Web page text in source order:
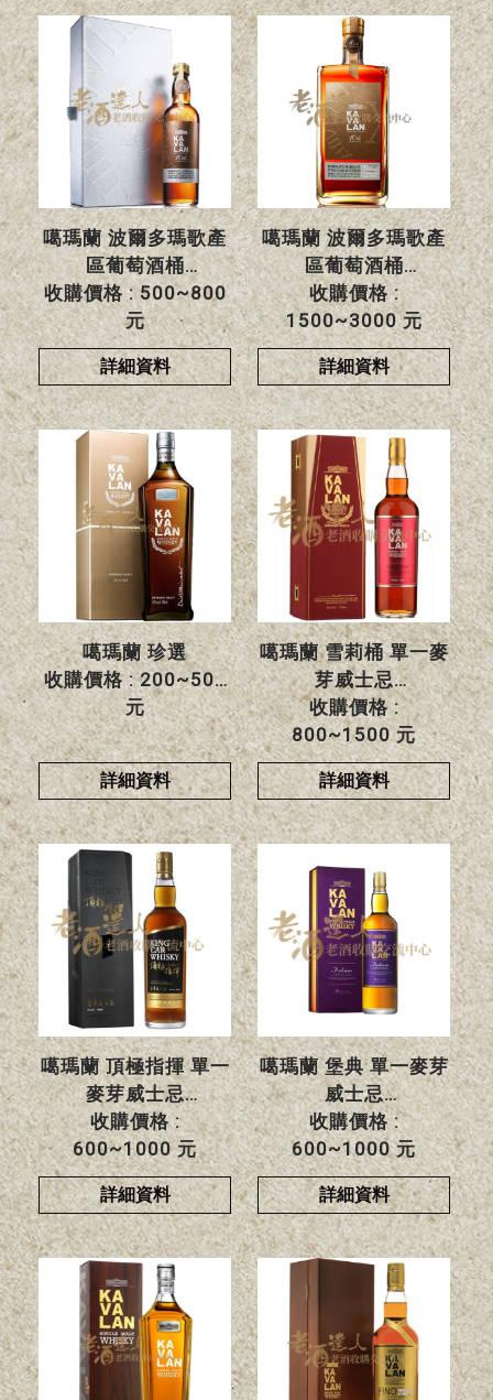
噶瑪蘭 波爾多瑪歌產
區葡萄酒桶
收購價格 : 500~800
元
詳細資料
噶瑪蘭 波爾多瑪歌產
區葡萄酒桶
收購價格 :
1500~3000 元
詳細資料
噶瑪蘭 珍選
收購價格 : 200~500
元
詳細資料
噶瑪蘭 雪莉桶 單一麥
芽威士忌
收購價格 :
800~1500 元
詳細資料
噶瑪蘭 頂極指揮 單一
麥芽威士忌
收購價格 :
600~1000 元
詳細資料
噶瑪蘭 堡典 單一麥芽
威士忌
收購價格 :
600~1000 元
詳細資料